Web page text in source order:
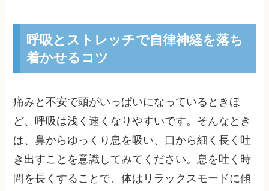
呼吸とストレッチで自律神経を落ち
着かせるコツ
痛みと不安で頭がいっぱいになっているときほ
ど、呼吸は浅く速くなりやすいです。そんなとき
は、鼻からゆっくり息を吸い、口から細く長く吐
き出すことを意識してみてください。息を吐く時
間を長くすることで、体はリラックスモードに傾